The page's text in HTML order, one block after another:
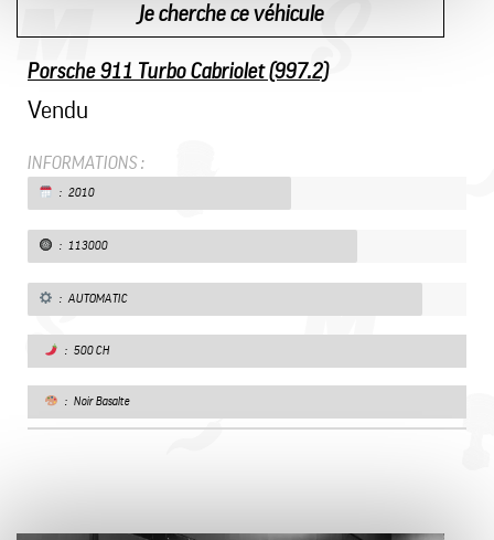
Je cherche ce véhicule
Porsche 911 Turbo Cabriolet (997.2)
Vendu
INFORMATIONS :
: 2010
: 113000
: AUTOMATIC
: 500 CH
: Noir Basalte